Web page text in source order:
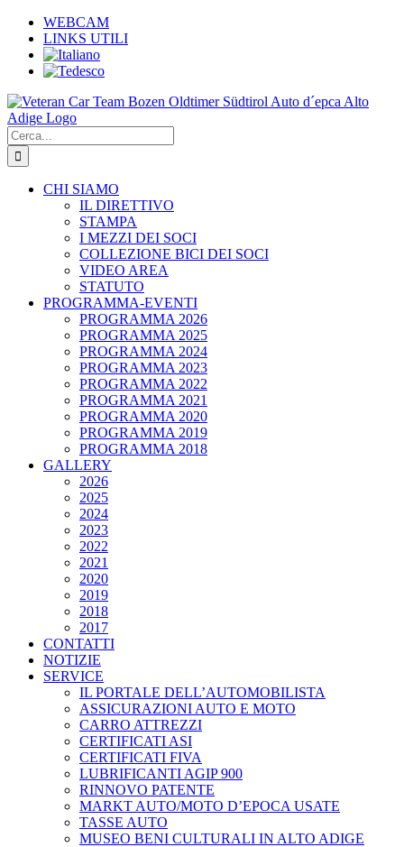
Salta
contenuto
WEBCAM
LINKS UTILI
Cerca
per:
CHI SIAMO
IL DIRETTIVO
STAMPA
I MEZZI DEI SOCI
COLLEZIONE BICI DEI SOCI
VIDEO AREA
STATUTO
PROGRAMMA-EVENTI
PROGRAMMA 2026
PROGRAMMA 2025
PROGRAMMA 2024
PROGRAMMA 2023
PROGRAMMA 2022
PROGRAMMA 2021
PROGRAMMA 2020
PROGRAMMA 2019
PROGRAMMA 2018
GALLERY
2026
2025
2024
2023
2022
2021
2020
2019
2018
2017
CONTATTI
NOTIZIE
SERVICE
IL PORTALE DELL’AUTOMOBILISTA
ASSICURAZIONI AUTO E MOTO
CARRO ATTREZZI
CERTIFICATI ASI
CERTIFICATI FIVA
LUBRIFICANTI AGIP 900
RINNOVO PATENTE
MARKT AUTO/MOTO D’EPOCA USATE
TASSE AUTO
MUSEO BENI CULTURALI IN ALTO ADIGE